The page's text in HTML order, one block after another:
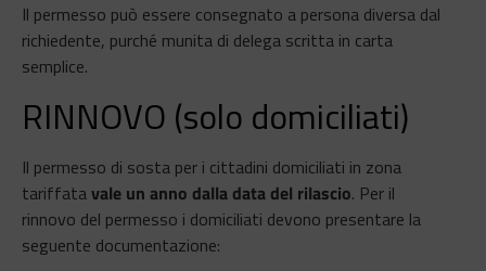
Il permesso può essere consegnato a persona diversa dal
richiedente, purché munita di delega scritta in carta
semplice.
RINNOVO (solo domiciliati)
Il permesso di sosta per i cittadini domiciliati in zona
tariffatavale un anno dalla data del rilascio. Per il
rinnovo del permesso i domiciliati devono presentare la
seguente documentazione: